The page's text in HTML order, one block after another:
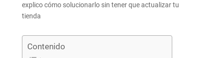
explico cómo solucionarlo sin tener que actualizar tu
tienda
Contenido